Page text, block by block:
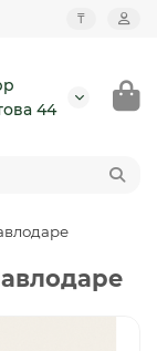
₸
44